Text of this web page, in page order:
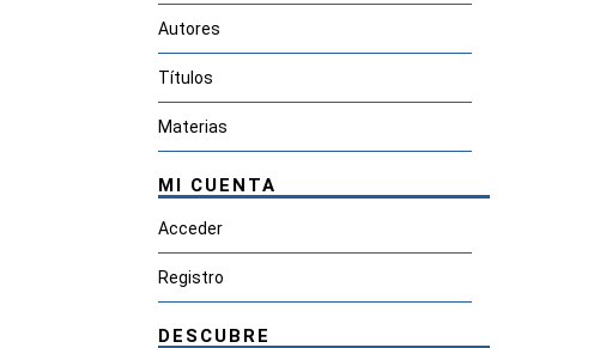
Autores
Títulos
Materias
MI CUENTA
Acceder
Registro
DESCUBRE